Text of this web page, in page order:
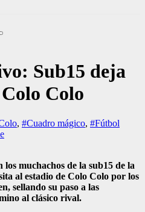
Sub15 deja
Colo
, #Cuadro mágico, #Fútbol
muchachos de la sub15 de la
al estadio de Colo Colo por los
sellando su paso a las
al clásico rival.